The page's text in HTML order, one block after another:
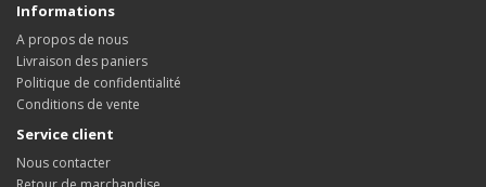
Informations
A propos de nous
Livraison des paniers
Politique de confidentialité
Conditions de vente
Service client
Nous contacter